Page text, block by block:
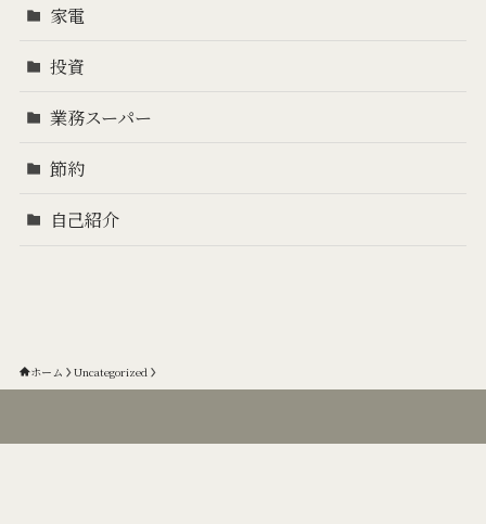
家電
投資
業務スーパー
節約
自己紹介
ホーム Uncategorized